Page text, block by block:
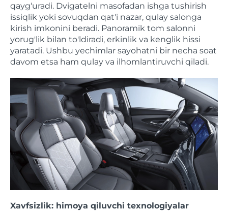
qayg‘uradi. Dvigatelni masofadan ishga tushirish
issiqlik yoki sovuqdan qat'i nazar, qulay salonga
kirish imkonini beradi. Panoramik tom salonni
yorug'lik bilan to'ldiradi, erkinlik va kenglik hissi
yaratadi. Ushbu yechimlar sayohatni bir necha soat
davom etsa ham qulay va ilhomlantiruvchi qiladi.
Xavfsizlik: himoya qiluvchi texnologiyalar